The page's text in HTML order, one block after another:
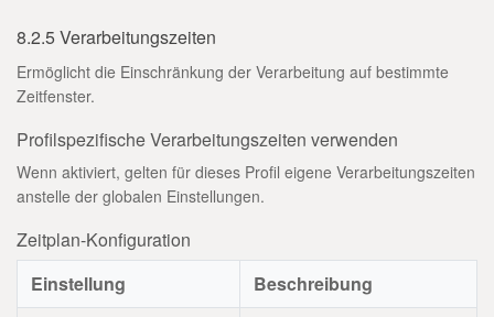
8.2.5 Verarbeitungszeiten
Ermöglicht die Einschränkung der Verarbeitung auf bestimmte
Zeitfenster.
Profilspezifische Verarbeitungszeiten verwenden
Wenn aktiviert, gelten für dieses Profil eigene Verarbeitungszeiten
anstelle der globalen Einstellungen.
Zeitplan-Konfiguration
Einstellung
Beschreibung